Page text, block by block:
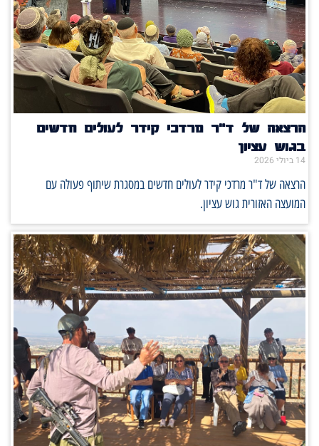
הרצאה של ד"ר מרדכי קידר לעולים חדשים
בגוש עציון
14 ביולי 2026
הרצאה של ד"ר מרדכי קידר לעולים חדשים במסגרת שיתוף פעולה עם
המועצה האזורית גוש עציון.